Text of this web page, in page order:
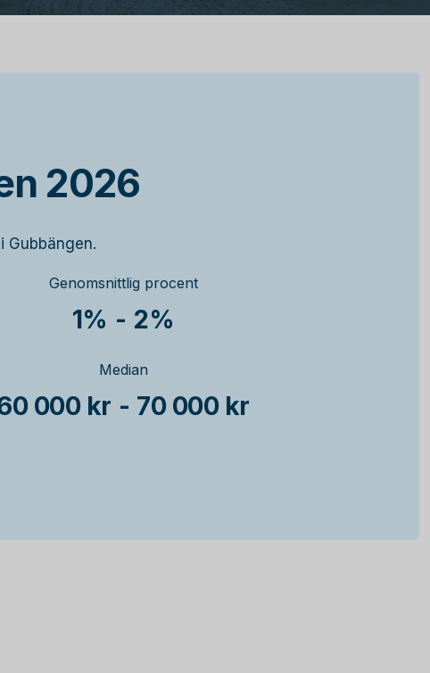
2026
Gubbängen.
Genomsnittlig procent
1% - 2%
Median
000 kr - 70 000 kr